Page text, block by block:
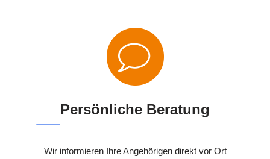
Persönliche Beratung
Wir informieren Ihre Angehörigen direkt vor Ort